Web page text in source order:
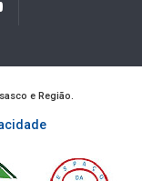
e Região.